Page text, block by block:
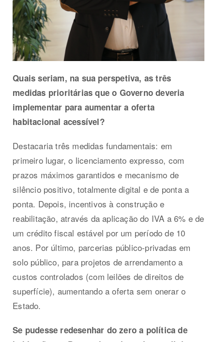
Quais seriam, na sua perspetiva, as três
medidas prioritárias que o Governo deveria
implementar para aumentar a oferta
habitacional acessível?
Destacaria três medidas fundamentais: em
primeiro lugar, o licenciamento expresso, com
prazos máximos garantidos e mecanismo de
silêncio positivo, totalmente digital e de ponta a
ponta. Depois, incentivos à construção e
reabilitação, através da aplicação do IVA a 6% e de
um crédito fiscal estável por um período de 10
anos. Por último, parcerias público-privadas em
solo público, para projetos de arrendamento a
custos controlados (com leilões de direitos de
superfície), aumentando a oferta sem onerar o
Estado.
Se pudesse redesenhar do zero a política de